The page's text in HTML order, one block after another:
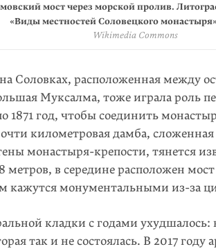
мост через морской пролив.
«Виды местностей Соловецкого
Wikimedia Commons
Валунный мост на Большую Муксалму.
«Отзыв.ru»
Общий вид Муксалмовской дамбы
© Andrey Leksakov / Mapio.net
Одна из трех арок Муксалмовской
© Lorenzo Ravera / Mapio.net
Муксалмовская дамба
© Lorenzo Ravera / Mapio.net
Соловках, расположенная между
Муксалма, тоже играла роль
1871 год, чтобы соединить
километровая дамба,
монастыря-крепости, тянется
метров, в середине расположен
кажутся монументальными из-за
кладки с годами ухудшалось:
так и не состоялась. В 2017